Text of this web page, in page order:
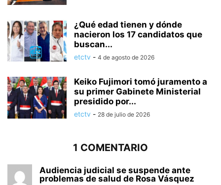
¿Qué edad tienen y dónde
nacieron los 17 candidatos que
buscan...
etctv - 4 de agosto de 2026
Keiko Fujimori tomó juramento a
su primer Gabinete Ministerial
presidido por...
etctv - 28 de julio de 2026
1 COMENTARIO
Audiencia judicial se suspende ante
problemas de salud de Rosa Vásquez